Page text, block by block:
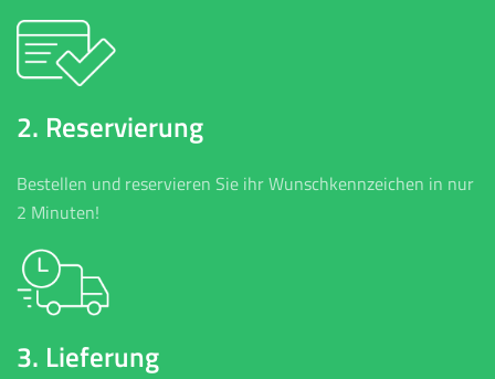
2. Reservierung
Bestellen und reservieren Sie ihr Wunschkennzeichen in nur
2 Minuten!
3. Lieferung